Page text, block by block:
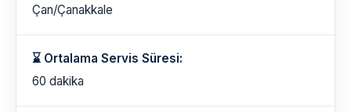
Çan/Çanakkale
⌛ Ortalama Servis Süresi:
60 dakika